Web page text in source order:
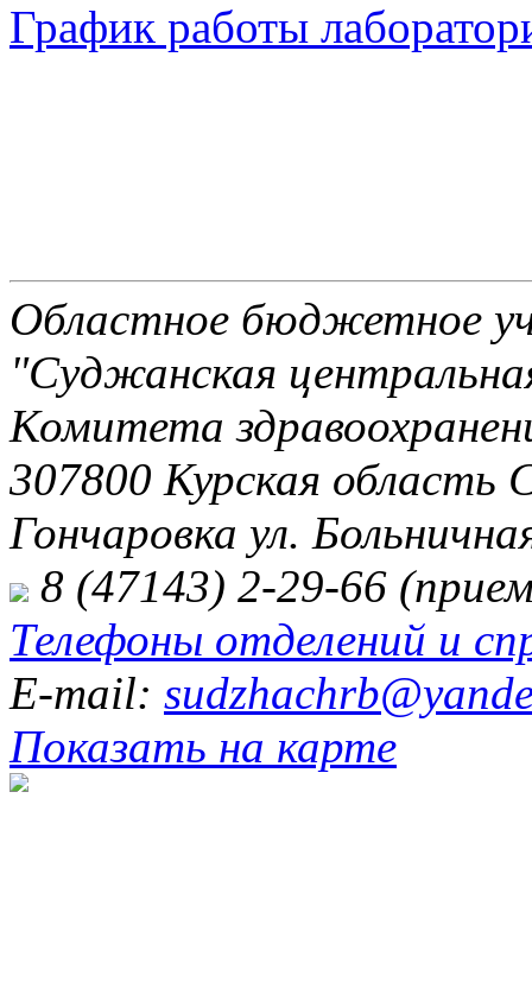
График работы
Областное бюджетное
"Суджанская
Комитета
307800 Курская область
Гончаровка ул.
8 (47143) 2-29-66
Телефоны отделений и
E-mail:
Показать на карте